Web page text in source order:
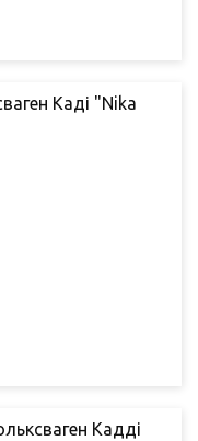
Каді "Nika
Кадді